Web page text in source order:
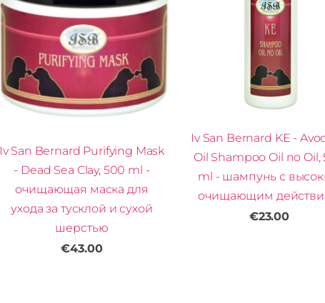
Iv San Bernard Purifying Mask
- Dead Sea Clay, 500 ml -
очищающая маска для
ухода за тусклой и сухой
шерстью
€43.00
Iv San Bernard KE -
Oil Shampoo Oil no Oil,
ml - шампунь с
очищающим
€23.00